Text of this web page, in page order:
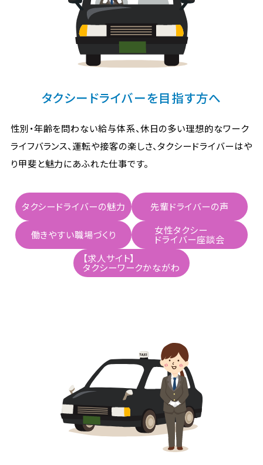
タクシードライバーを目指す方へ
性別・年齢を問わない給与体系、休日の多い理想的なワーク
ライフバランス、運転や接客の楽しさ、タクシードライバーはや
り甲斐と魅力にあふれた仕事です。
タクシードライバーの魅力 先輩ドライバーの声
働きやすい職場づくり 女性タクシー
ドライバー座談会
【求人サイト】
タクシーワークかながわ